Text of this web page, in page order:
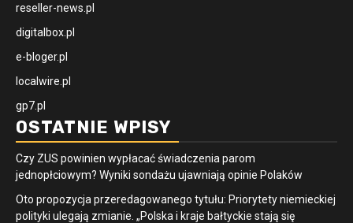
reseller-news.pl
digitalbox.pl
e-bloger.pl
localwire.pl
gp7.pl
OSTATNIE WPISY
Czy ZUS powinien wypłacać świadczenia parom
jednopłciowym? Wyniki sondażu ujawniają opinie Polaków
Oto propozycja przeredagowanego tytułu: Priorytety niemieckiej
polityki ulegają zmianie. „Polska i kraje bałtyckie stają się